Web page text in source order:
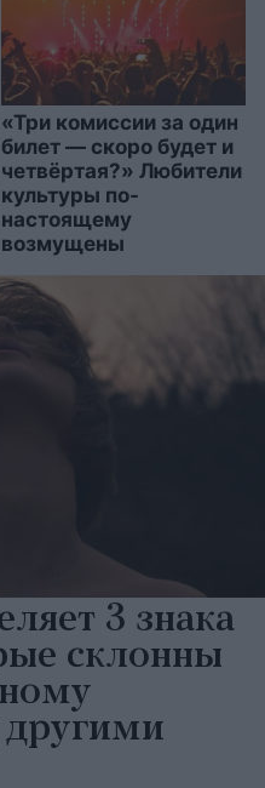
«Три комиссии за один
билет — скоро будет и
четвёртая?» Любители
культуры по-
настоящему
возмущены
3 знака
склонны